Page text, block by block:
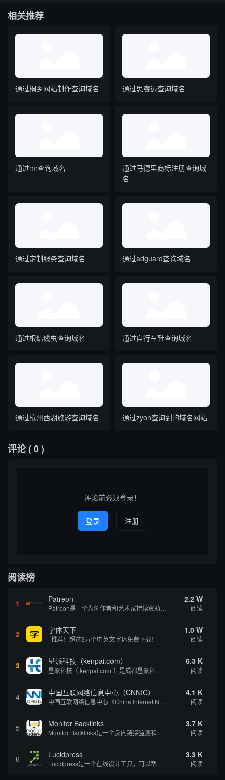
相关推荐
通过桐乡网站制作查询域名 通过思睿迈查询域名
通过mr查询域名
通过马德里商标注册查询域
名
通过定制服务查询域名 通过adguard查询域名
通过根结线虫查询域名 通过自行车鞋查询域名
通过杭州西湖旅游查询域名 通过zyon查询到的域名网站
评论( 0 )
评论前必须登录！
登录 注册
阅读榜
1 Patreon 2.2 W
阅读
2 字体天下
推荐！超过3万个中英文字体免费下载！
1.0 W
阅读
3 垦派科技（kenpai.com） 6.3 K
阅读
4 中国互联网络信息中心（CNNIC） 4.1 K
阅读
5 Monitor Backlinks 3.7 K
阅读
6 Lucidpress 3.3 K
阅读